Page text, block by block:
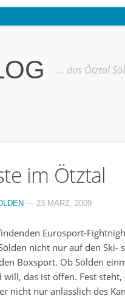
von Sölden
… das Ötztal
im Ötztal
— 23 MÄRZ, 2009
Eurosport-
nicht nur auf den Ski-
Boxsport. Ob Sölden
will, das ist offen. Fest
nicht nur anlässlich des